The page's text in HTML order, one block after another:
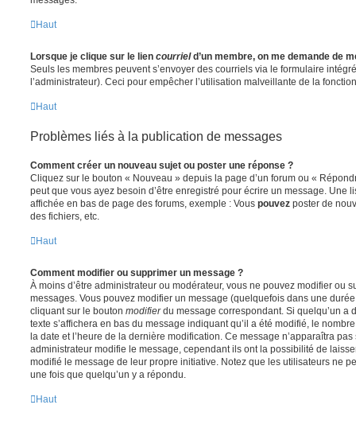
Haut
Lorsque je clique sur le lien courrield’un membre, on me demande de
Seuls les membres peuvent s’envoyer des courriels via le formulaire
l’administrateur). Ceci pour empêcher l’utilisation malveillante de la
Haut
Problèmes liés à la publication de messages
Comment créer un nouveau sujet ou poster une réponse ?
Cliquez sur le bouton « Nouveau » depuis la page d’un forum ou «
peut que vous ayez besoin d’être enregistré pour écrire un message. Une
affichée en bas de page des forums, exemple : Vous pouvez poster de
des fichiers, etc.
Haut
Comment modifier ou supprimer un message ?
À moins d’être administrateur ou modérateur, vous ne pouvez modifier ou
messages. Vous pouvez modifier un message (quelquefois dans une
cliquant sur le bouton modifierdu message correspondant. Si quelqu’un a
texte s’affichera en bas du message indiquant qu’il a été modifié, le
la date et l’heure de la dernière modification. Ce message n’apparaîtra
administrateur modifie le message, cependant ils ont la possibilité de
modifié le message de leur propre initiative. Notez que les utilisateurs ne
une fois que quelqu’un y a répondu.
Haut